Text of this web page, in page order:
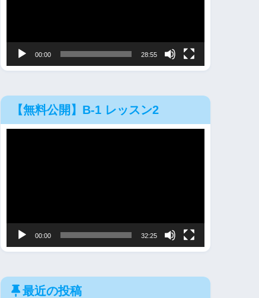
ヤ
00:00 28:55
【無料公開】B-1 レッスン2
ヤ
00:00 32:25
最近の投稿